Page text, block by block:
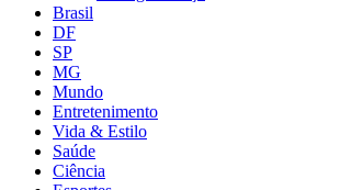
Brasil
DF
SP
MG
Mundo
Entretenimento
Vida & Estilo
Saúde
Ciência